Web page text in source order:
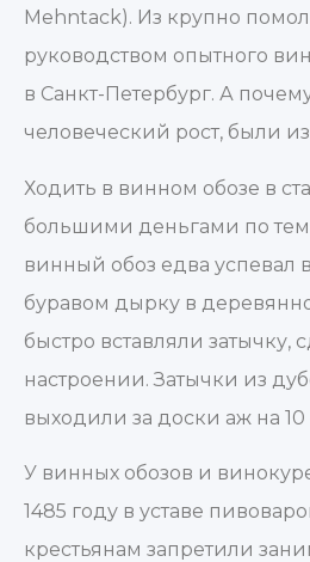
Mehntack). Из крупно
руководством опытного
в Санкт-Петербург. А
человеческий рост, были
Ходить в винном обозе в
большими деньгами по
винный обоз едва успевал
буравом дырку в
быстро вставляли
настроении. Затычки из
выходили за доски аж на
У винных обозов и
1485 году в уставе
крестьянам запретили